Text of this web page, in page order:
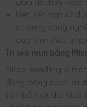
Nên kết hợp sử
sử dụng công
quá trình điều trị
Trị sẹo mụn bằng
Micro-needling là
động bằng cách sử
trên bề mặt da. Quá